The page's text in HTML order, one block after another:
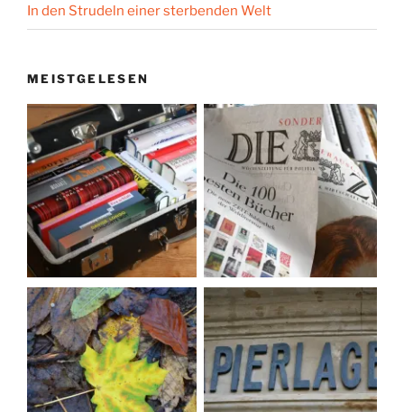
In den Strudeln einer sterbenden Welt
MEISTGELESEN